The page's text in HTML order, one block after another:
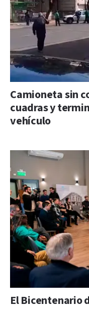
Camioneta sin
cuadras y
vehículo
El Bicentenario